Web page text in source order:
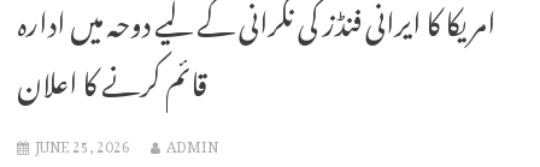
امریکا کا ایرانی فنڈز کی نگرانی کے لیے دوحہ میں ادارہ
قائم کرنے کا اعلان
JUNE 25, 2026 ADMIN